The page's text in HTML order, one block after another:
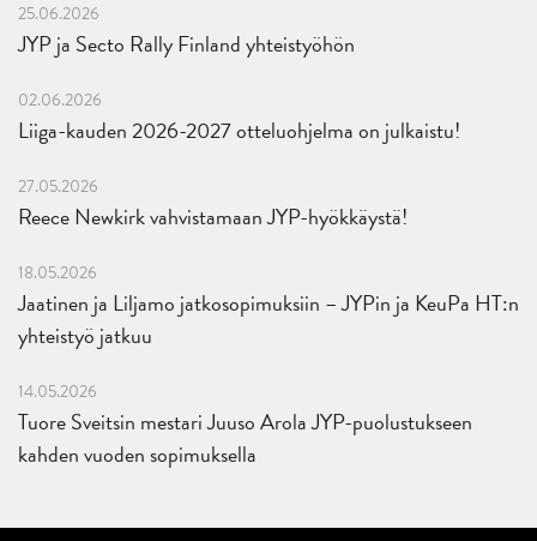
25.06.2026
JYP ja Secto Rally Finland yhteistyöhön
02.06.2026
Liiga-kauden 2026-2027 otteluohjelma on julkaistu!
27.05.2026
Reece Newkirk vahvistamaan JYP-hyökkäystä!
18.05.2026
Jaatinen ja Liljamo jatkosopimuksiin – JYPin ja KeuPa HT:n
yhteistyö jatkuu
14.05.2026
Tuore Sveitsin mestari Juuso Arola JYP-puolustukseen
kahden vuoden sopimuksella